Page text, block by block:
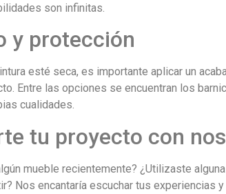
son infinitas.
y protección
esté seca, es importante aplicar un
Entre las opciones se encuentran los
cualidades.
tu proyecto con
mueble recientemente? ¿Utilizaste
Nos encantaría escuchar tus experiencias